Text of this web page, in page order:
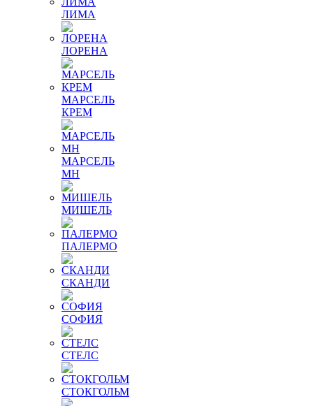
ЛИМА
ЛОРЕНА
МАРСЕЛЬ
КРЕМ
МАРСЕЛЬ
МН
МИШЕЛЬ
ПАЛЕРМО
СКАНДИ
СОФИЯ
СТЕЛС
СТОКГОЛЬМ